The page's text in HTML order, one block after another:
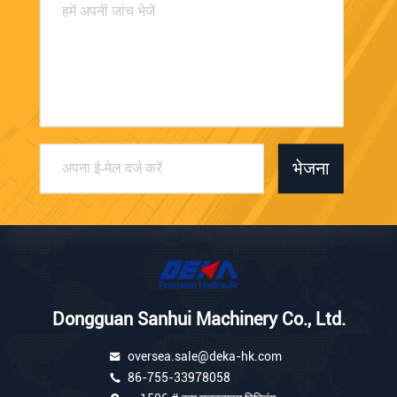
भेजना
Dongguan Sanhui Machinery Co., Ltd.
oversea.sale@deka-hk.com
86-755-33978058